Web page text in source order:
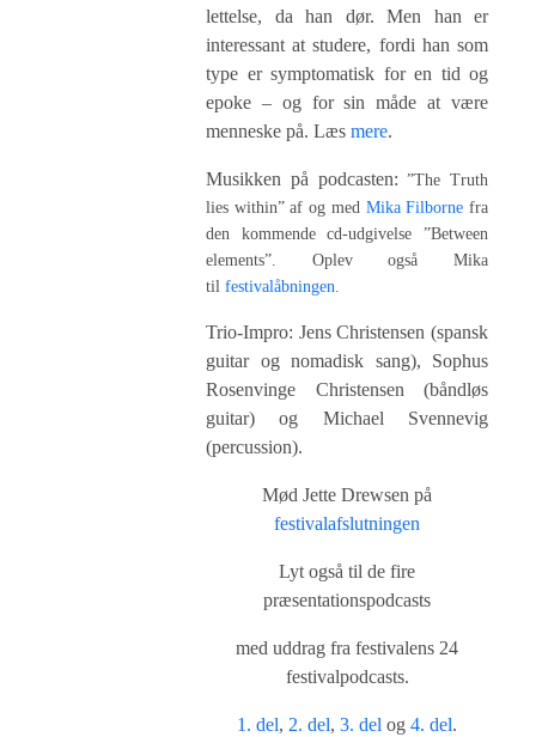
lettelse, da han dør. Men han er
interessant at studere, fordi han som
type er symptomatisk for en tid og
epoke – og for sin måde at være
menneske på. Læs mere.
Musikken på podcasten:”The Truth
lies within” af og medMika Filborne fra
den kommende cd-udgivelse ”Between
elements”. Oplev også Mika
til festivalåbningen.
Trio-Impro: Jens Christensen (spansk
guitar og nomadisk sang), Sophus
Rosenvinge Christensen (båndløs
guitar) og Michael Svennevig
(percussion).
Mød Jette Drewsen på
festivalafslutningen
Lyt også til de fire
præsentationspodcasts
med uddrag fra festivalens 24
festivalpodcasts.
1. del, 2. del, 3. del og 4. del.